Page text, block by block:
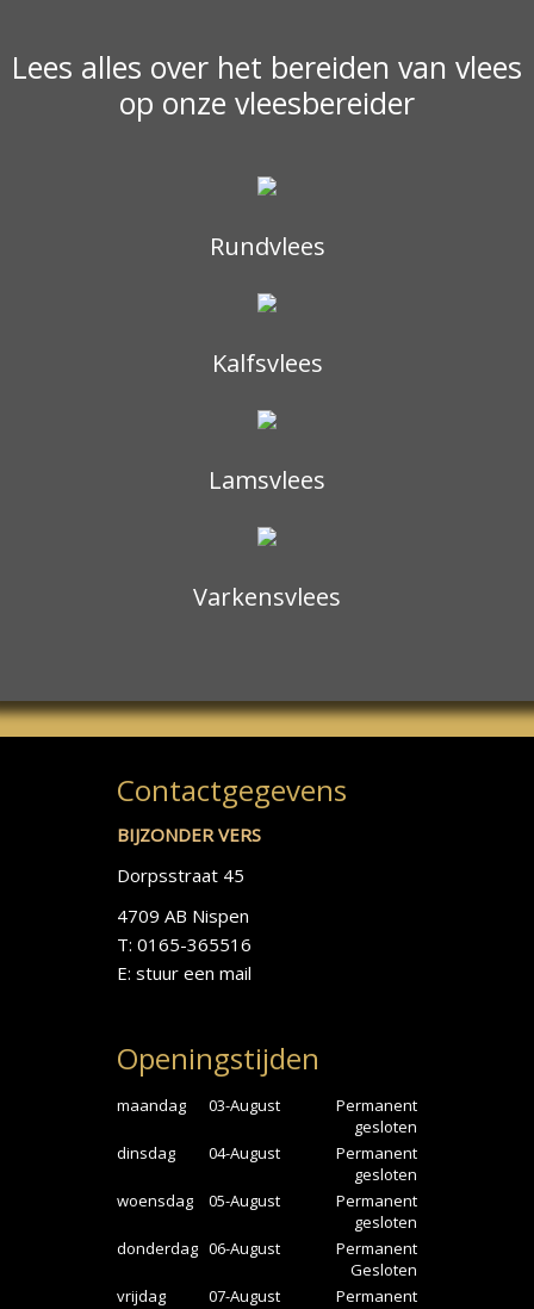
Lees alles over het bereiden van vlees
op onze vleesbereider
Rundvlees
Kalfsvlees
Lamsvlees
Varkensvlees
Contactgegevens
BIJZONDER VERS
Dorpsstraat 45
4709 AB Nispen
T: 0165-365516
E: stuur een mail
Openingstijden
maandag 03-August
Permanent
gesloten
dinsdag
04-August
Permanent
gesloten
woensdag
05-August
Permanent
gesloten
donderdag 06-August
Permanent
Gesloten
vrijdag
07-August
Permanent